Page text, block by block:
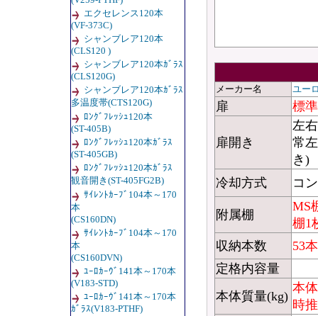
エクセレンス120本
(VF-373C)
シャンブレア120本
(CLS120 )
シャンブレア120本ｶﾞﾗｽ
(CLS120G)
シャンブレア120本ｶﾞﾗｽ
多温度帯(CTS120G)
ﾛﾝｸﾞﾌﾚｯｼｭ120本
(ST-405B)
ﾛﾝｸﾞﾌﾚｯｼｭ120本ｶﾞﾗｽ
(ST-405GB)
ﾛﾝｸﾞﾌﾚｯｼｭ120本ｶﾞﾗｽ
観音開き(ST-405FG2B)
ｻｲﾚﾝﾄｶｰﾌﾞ104本～170
本
(CS160DN)
ｻｲﾚﾝﾄｶｰﾌﾞ104本～170
本
(CS160DVN)
ﾕｰﾛｶｰｳﾞ141本～170本
(V183-STD)
ﾕｰﾛｶｰｳﾞ141本～170本
ｶﾞﾗｽ(V183-PTHF)
メーカー名 ユー
扉 標
扉開き
左
常
き)
冷却方式
コ
附属棚
MS
棚1
収納本数
53
定格内容量
本体質量(kg)
本
時